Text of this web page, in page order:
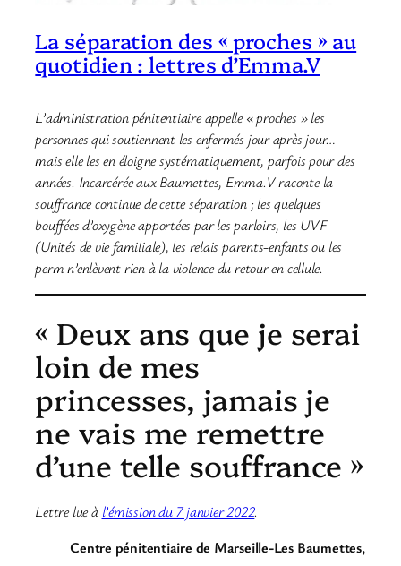
La séparation des « proches » au
quotidien : lettres d’Emma.V
L’administration pénitentiaire appelle « proches » les
personnes qui soutiennent les enfermés jour après jour…
mais elle les en éloigne systématiquement, parfois pour des
années. Incarcérée aux Baumettes, Emma.V raconte la
souffrance continue de cette séparation ; les quelques
bouffées d’oxygène apportées par les parloirs, les UVF
(Unités de vie familiale), les relais parents-enfants ou les
perm n’enlèvent rien à la violence du retour en cellule.
« Deux ans que je serai
loin de mes
princesses, jamais je
ne vais me remettre
d’une telle souffrance »
Lettre lue à l’émission du 7 janvier 2022.
Centre pénitentiaire de Marseille-Les Baumettes,